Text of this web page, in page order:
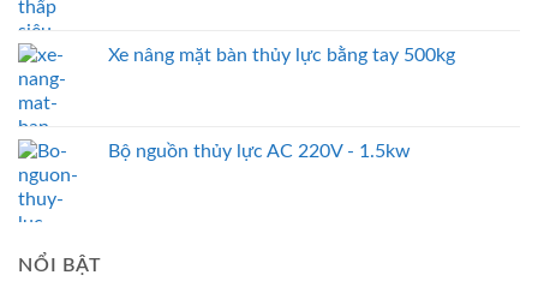
Xe nâng mặt bàn thủy lực bằng tay 500kg
Bộ nguồn thủy lực AC 220V - 1.5kw
NỔI BẬT